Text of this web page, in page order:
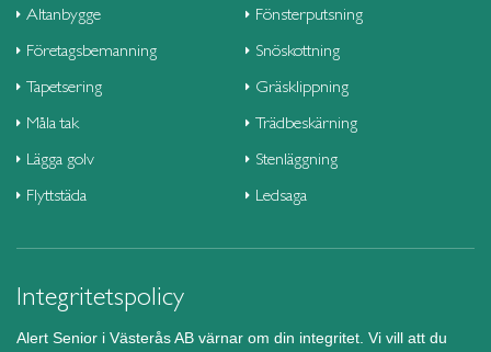
Altanbygge
Företagsbemanning
Tapetsering
Måla tak
Lägga golv
Flyttstäda
Fönsterputsning
Snöskottning
Gräsklippning
Trädbeskärning
Stenläggning
Ledsaga
Integritetspolicy
Alert Senior i Västerås AB värnar om din integritet. Vi vill att du